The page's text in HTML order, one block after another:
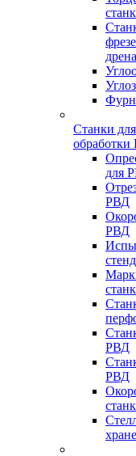
Станки
для
РВД
РВД
РВД
РВД